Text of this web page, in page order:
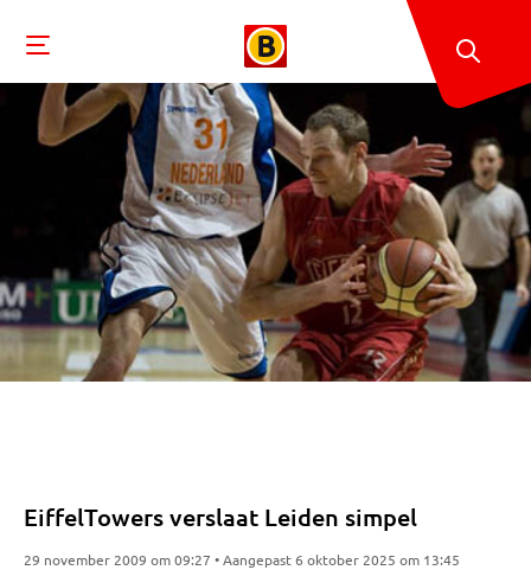
EiffelTowers verslaat Leiden simpel
29 november 2009 om 09:27 • Aangepast 6 oktober 2025 om 13:45